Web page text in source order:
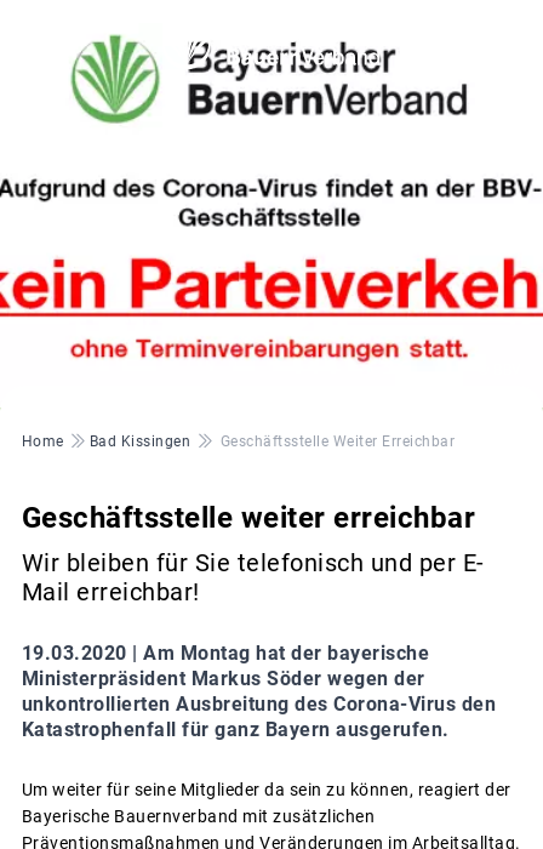
Pfadnavigation
Home Bad Kissingen Geschäftsstelle Weiter Erreichbar
Geschäftsstelle weiter erreichbar
Wir bleiben für Sie telefonisch und per E-
Mail erreichbar!
19.03.2020 | Am Montag hat der bayerische
Ministerpräsident Markus Söder wegen der
unkontrollierten Ausbreitung des Corona-Virus den
Katastrophenfall für ganz Bayern ausgerufen.
Um weiter für seine Mitglieder da sein zu können, reagiert der
Bayerische Bauernverband mit zusätzlichen
Präventionsmaßnahmen und Veränderungen im Arbeitsalltag.